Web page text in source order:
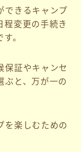
できるキャンプ
程変更の手続き
。
保証やキャンセ
ぶと、万が一の
を楽しむための